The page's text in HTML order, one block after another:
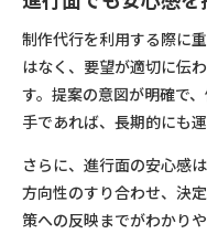
制作代行を利用する際に
はなく、要望が適切に伝
す。提案の意図が明確で
手であれば、長期的にも
さらに、進行面の安心感
方向性のすり合わせ、決
策への反映までがわかり